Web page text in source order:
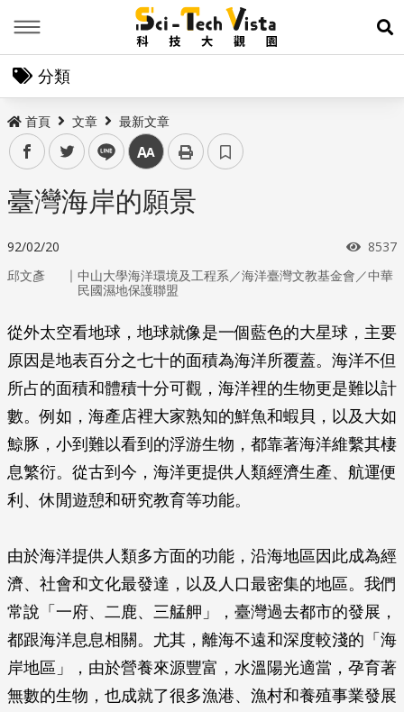
展
分類
首頁 文章 最新文章
facebooktwitter line 中
臺灣海岸的願景
92/02/20 瀏覽
8537
邱文彥 ｜ 中山大學海洋環境及工程系／海洋臺灣文教基金會／中華
民國濕地保護聯盟
從外太空看地球，地球就像是一個藍色的大星球，主要
原因是地表百分之七十的面積為海洋所覆蓋。海洋不但
所占的面積和體積十分可觀，海洋裡的生物更是難以計
數。例如，海產店裡大家熟知的鮮魚和蝦貝，以及大如
鯨豚，小到難以看到的浮游生物，都靠著海洋維繫其棲
息繁衍。從古到今，海洋更提供人類經濟生產、航運便
利、休閒遊憩和研究教育等功能。
由於海洋提供人類多方面的功能，沿海地區因此成為經
濟、社會和文化最發達，以及人口最密集的地區。我們
常說「一府、二鹿、三艋舺」，臺灣過去都市的發展，
都跟海洋息息相關。尤其，離海不遠和深度較淺的「海
岸地區」，由於營養來源豐富，水溫陽光適當，孕育著
無數的生物，也成就了很多漁港、漁村和養殖事業發展